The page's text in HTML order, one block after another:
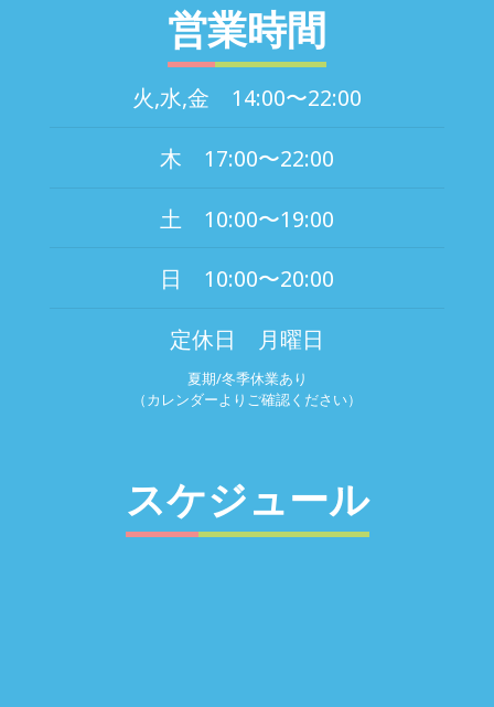
営業時間
火,水,金 14:00〜22:00
木 17:00〜22:00
土 10:00〜19:00
日 10:00〜20:00
定休日 月曜日
夏期/冬季休業あり
（カレンダーよりご確認ください）
スケジュール